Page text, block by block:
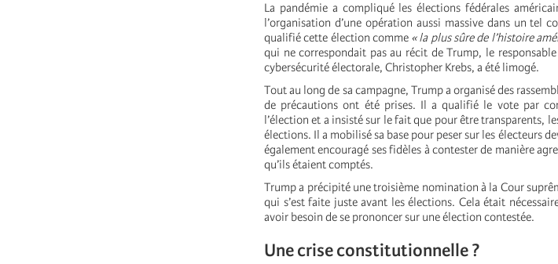
La pandémie a compliqué les élections fédérales
l’organisation d’une opération aussi massive dans un tel
qualifié cette élection comme « la plus sûre de l’histoire
qui ne correspondait pas au récit de Trump, le
cybersécurité électorale, Christopher Krebs, a été limogé.
Tout au long de sa campagne, Trump a organisé des
de précautions ont été prises. Il a qualifié le vote par
l’élection et a insisté sur le fait que pour être transparents,
élections. Il a mobilisé sa base pour peser sur les électeurs
également encouragé ses fidèles à contester de manière
qu’ils étaient comptés.
Trump a précipité une troisième nomination à la Cour
qui s’est faite juste avant les élections. Cela était
avoir besoin de se prononcer sur une élection contestée.
Une crise constitutionnelle ?